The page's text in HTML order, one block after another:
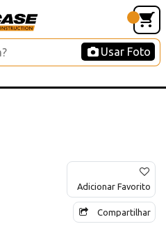
Usar Foto
Adicionar Favorito
Compartilhar